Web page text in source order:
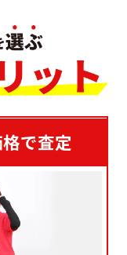
で査定